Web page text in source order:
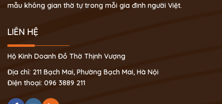
mẫu không gian thờ tự trong mỗi gia đình người Việt.
LIÊN HỆ
Hộ Kinh Doanh Đồ Thờ Thịnh Vượng
Địa chỉ: 211 Bạch Mai, Phường Bạch Mai, Hà Nội
Điện thoại: 096 3889 211